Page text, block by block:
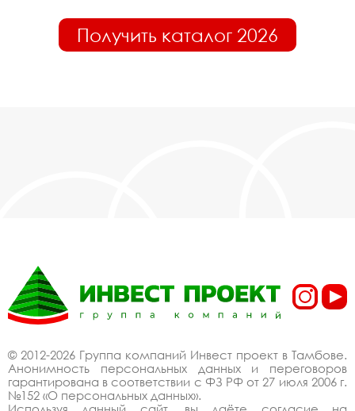
Получить каталог 2026
© 2012-2026 Группа компаний Инвест проект в Тамбове.
Анонимность персональных данных и переговоров
гарантирована в соответствии с ФЗ РФ от 27 июля 2006 г.
№152 «О персональных данных».